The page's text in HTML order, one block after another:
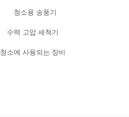
청소용 송풍기
수력 고압 세척기
청소에 사용되는 장비